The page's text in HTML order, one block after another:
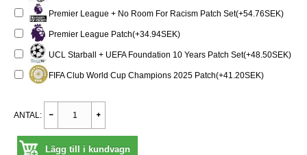
Premier League + No Room For Racism Patch Set(+54.76SEK)
Premier League Patch(+34.94SEK)
UCL Starball + UEFA Foundation 10 Years Patch Set(+48.50SEK)
FIFA Club World Cup Champions 2025 Patch(+41.20SEK)
ANTAL:
Lägg till i kundvagn